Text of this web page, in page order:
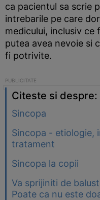
ca pacientul sa scrie
intrebarile pe care
medicului, inclusiv
putea avea nevoie si
fi potrivite.
Citeste si despre:
Sincopa
Sincopa - etiologie,
tratament
Sincopa la copii
Va sprijiniti de
Poate ca nu este